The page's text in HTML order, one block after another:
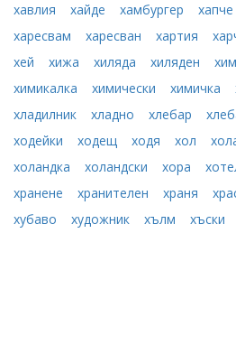
хавлия хайде хамбургер хапче
харесвам
харесван хартия
хей
хижа хиляда хиляден
химикалка
химически химичка
хладилник
хладно хлебар
ходейки
ходещ ходя хол
холандка
холандски хора
хранене
хранителен храня
хубаво
художник хълм хъски